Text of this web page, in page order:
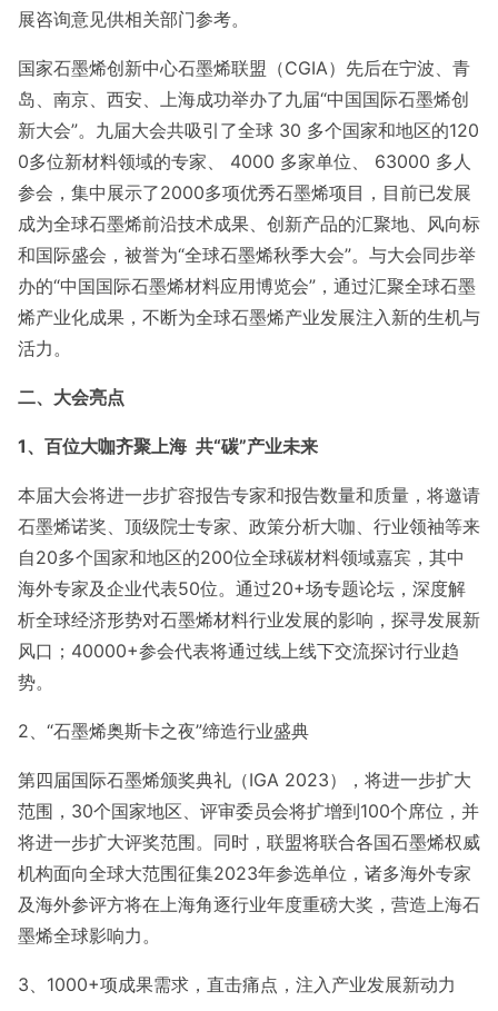
展咨询意见供相关部门参考。
国家石墨烯创新中心石墨烯联盟（CGIA）先后在宁波、青
岛、南京、西安、上海成功举办了九届“中国国际石墨烯创
新大会”。九届大会共吸引了全球 30 多个国家和地区的120
0多位新材料领域的专家、 4000 多家单位、 63000 多人
参会，集中展示了2000多项优秀石墨烯项目，目前已发展
成为全球石墨烯前沿技术成果、创新产品的汇聚地、风向标
和国际盛会，被誉为“全球石墨烯秋季大会”。与大会同步举
办的“中国国际石墨烯材料应用博览会”，通过汇聚全球石墨
烯产业化成果，不断为全球石墨烯产业发展注入新的生机与
活力。
二、大会亮点
1、 百位大咖齐聚上海 共“碳”产业未来
本届大会将进一步扩容报告专家和报告数量和质量，将邀请
石墨烯诺奖、顶级院士专家、政策分析大咖、行业领袖等来
自20多个国家和地区的200位全球碳材料领域嘉宾，其中
海外专家及企业代表50位。通过20+场专题论坛，深度解
析全球经济形势对石墨烯材料行业发展的影响，探寻发展新
风口；40000+参会代表将通过线上线下交流探讨行业趋
势。
2、“石墨烯奥斯卡之夜”缔造行业盛典
第四届国际石墨烯颁奖典礼（IGA 2023），将进一步扩大
范围，30个国家地区、评审委员会将扩增到100个席位，并
将进一步扩大评奖范围。同时，联盟将联合各国石墨烯权威
机构面向全球大范围征集2023年参选单位，诸多海外专家
及海外参评方将在上海角逐行业年度重磅大奖，营造上海石
墨烯全球影响力。
3、1000+项成果需求，直击痛点，注入产业发展新动力